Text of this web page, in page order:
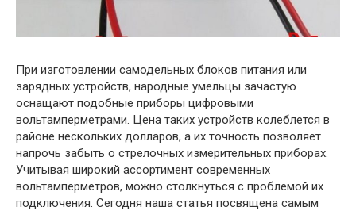
При изготовлении самодельных блоков питания или
зарядных устройств, народные умельцы зачастую
оснащают подобные приборы цифровыми
вольтамперметрами. Цена таких устройств колеблется в
районе нескольких долларов, а их точность позволяет
напрочь забыть о стрелочных измерительных приборах.
Учитывая широкий ассортимент современных
вольтамперметров, можно столкнуться с проблемой их
подключения. Сегодня наша статья посвящена самым